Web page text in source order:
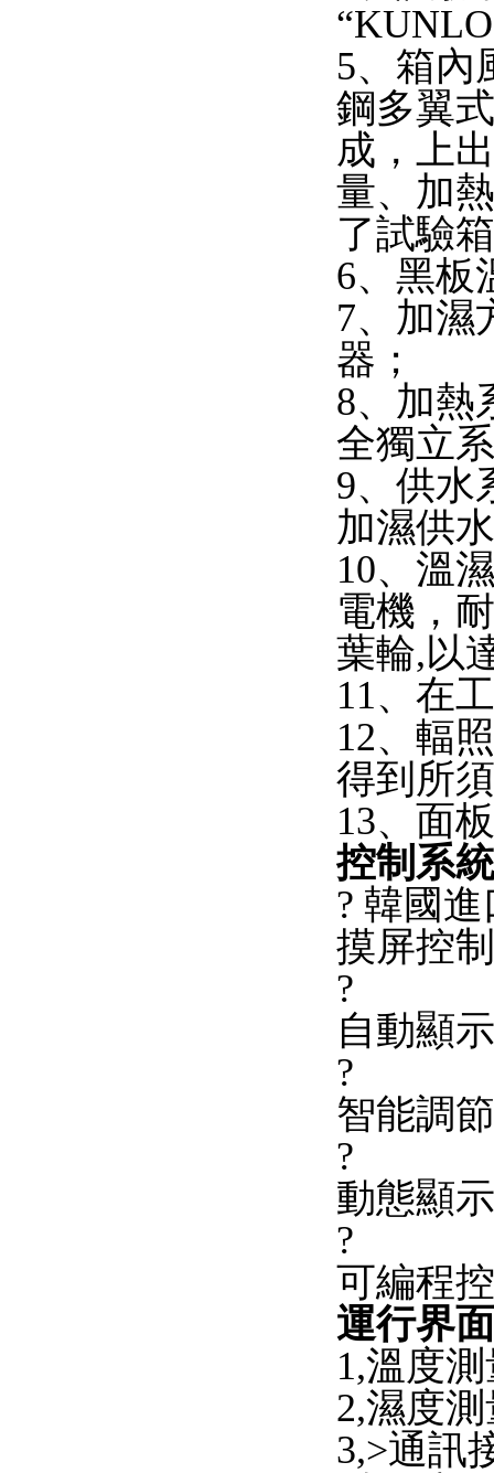
5、箱內
鋼多翼
成，上
量、加
了試驗
6、黑板
7、加濕
器；
8、加熱
全獨立
9、供水
加濕供
10、溫
電機，
葉輪,以
11、在
12、輻
得到所
13、面
控制系統
? 韓國進
摸屏控
?
自動顯
?
智能調
?
動態顯
?
可編程
運行界面
1,溫度
2,濕度
3,>通訊